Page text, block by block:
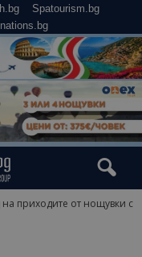
Spatourism.bg
приходите от нощувки с